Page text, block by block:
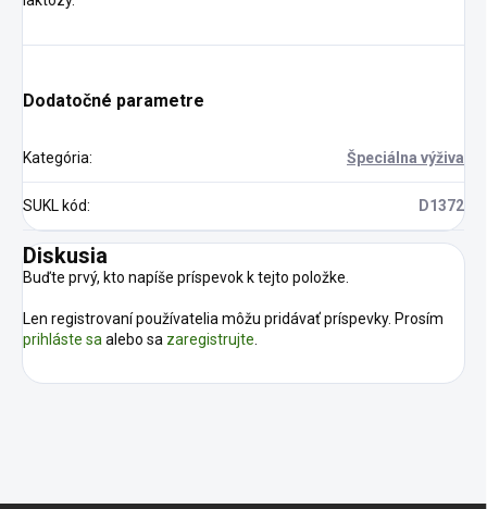
Dodatočné parametre
Kategória: Špeciálna výživa
SUKL kód: D1372
Diskusia
Buďte prvý, kto napíše príspevok k tejto položke.
Len registrovaní používatelia môžu pridávať príspevky. Prosím
prihláste saalebo sa zaregistrujte.